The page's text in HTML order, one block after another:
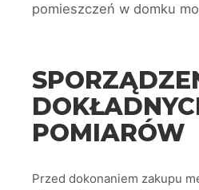
pomieszczeń w domku
POMIARÓW
Przed dokonaniem zakupu